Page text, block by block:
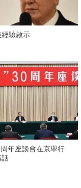
驗啟示
周年座談會在京舉行
話